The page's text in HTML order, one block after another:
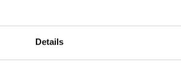
Details
's-Hertogenbosch